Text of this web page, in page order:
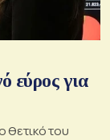
εύρος για
θετικό του